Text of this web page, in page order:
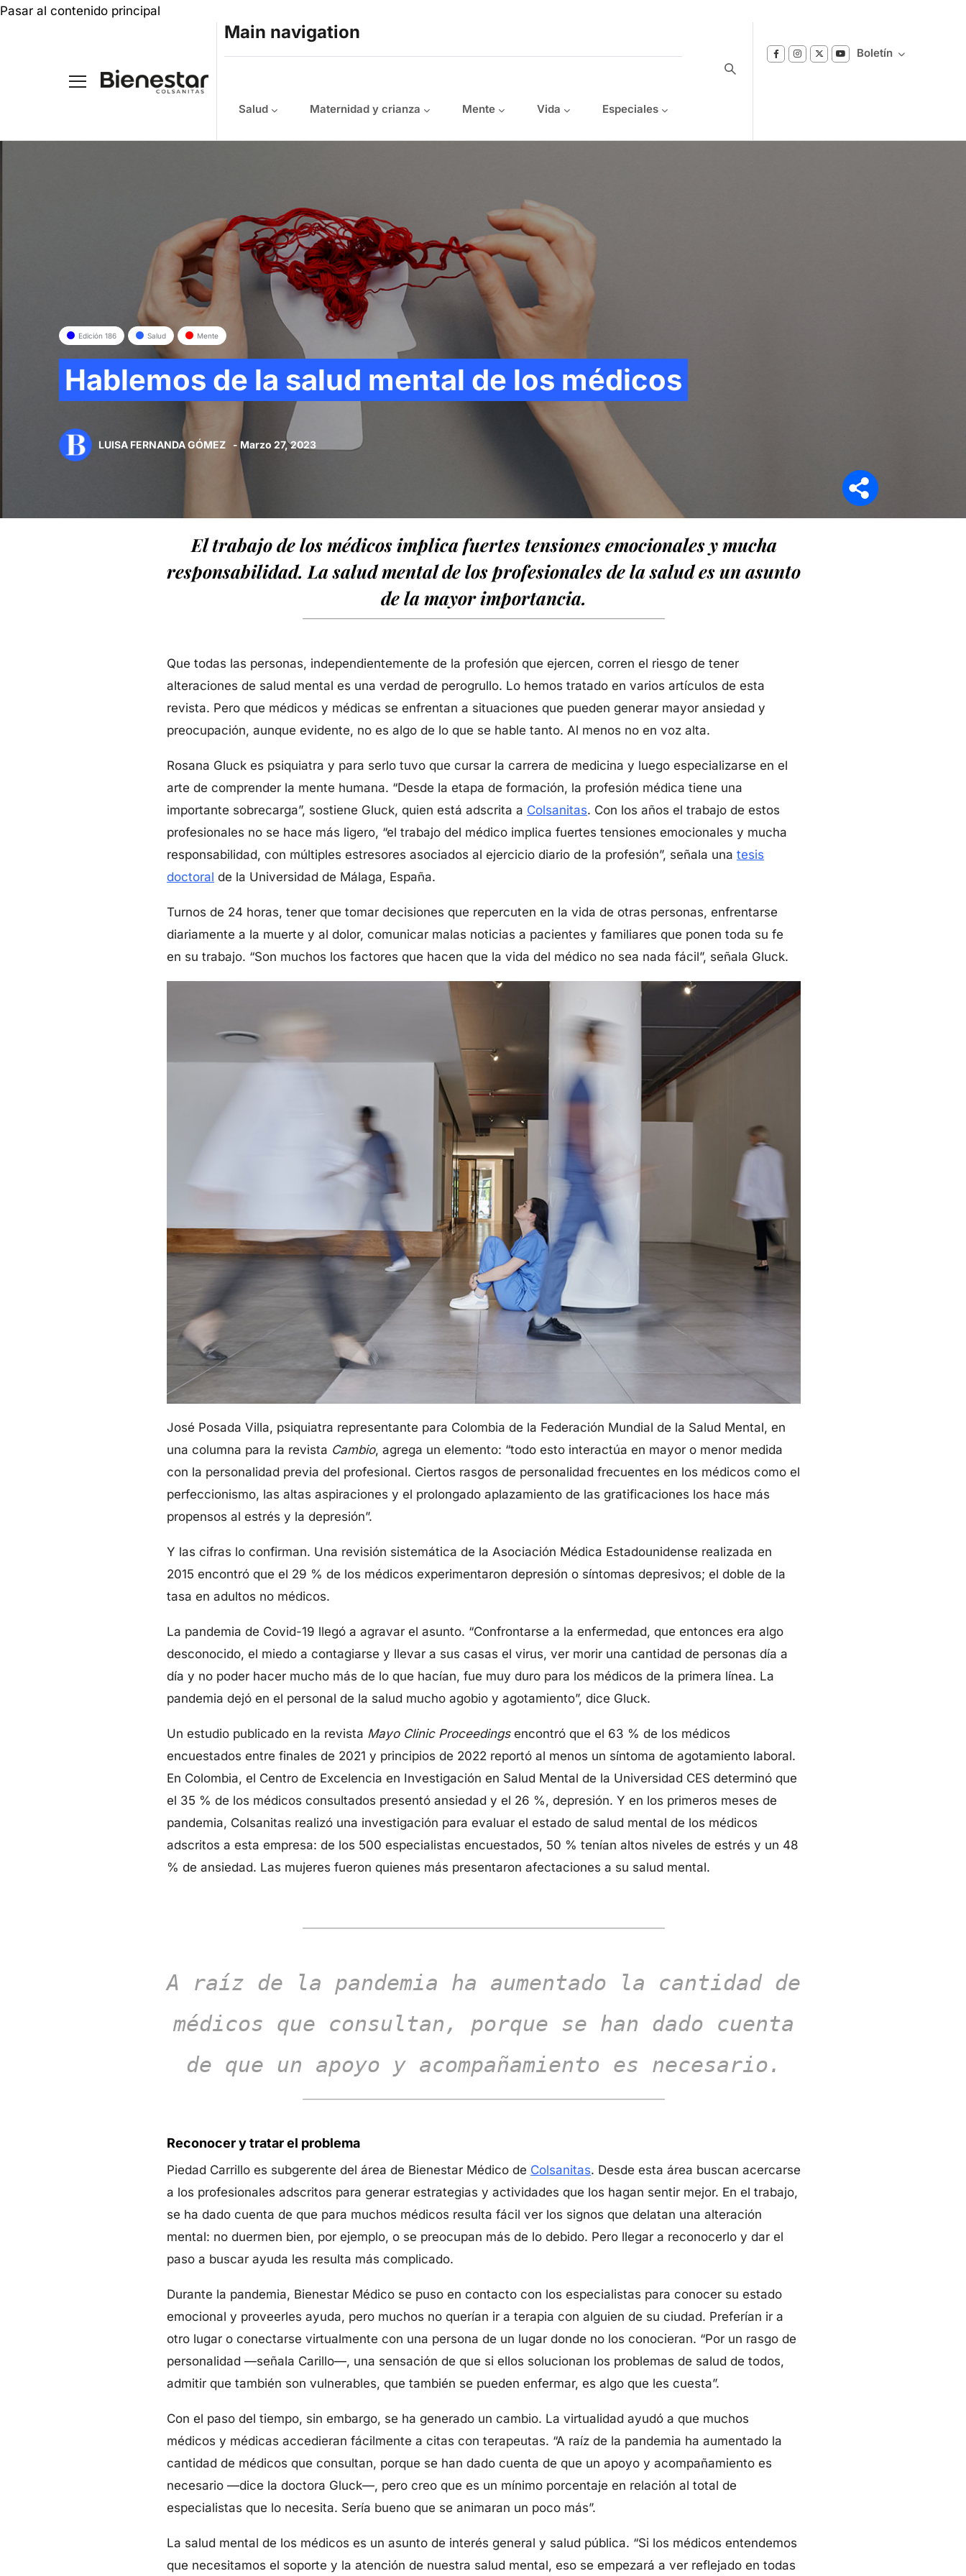
Pasar al contenido principal
Main navigation
Salud Maternidad y crianza Mente Vida Especiales
Boletín
Síganos en
Edición 186 Salud Mente
Hablemos de la salud mental de los médicos
LUISA FERNANDA GÓMEZ - Marzo 27, 2023
El trabajo de los médicos implica fuertes tensiones emocionales y mucha
responsabilidad. La salud mental de los profesionales de la salud es un asunto
de la mayor importancia.
Que todas las personas, independientemente de la profesión que ejercen, corren el riesgo de tener
alteraciones de salud mental es una verdad de perogrullo. Lo hemos tratado en varios artículos de esta
revista. Pero que médicos y médicas se enfrentan a situaciones que pueden generar mayor ansiedad y
preocupación, aunque evidente, no es algo de lo que se hable tanto. Al menos no en voz alta.
Rosana Gluck es psiquiatra y para serlo tuvo que cursar la carrera de medicina y luego especializarse en el
arte de comprender la mente humana. “Desde la etapa de formación, la profesión médica tiene una
importante sobrecarga”, sostiene Gluck, quien está adscrita a Colsanitas. Con los años el trabajo de estos
profesionales no se hace más ligero, “el trabajo del médico implica fuertes tensiones emocionales y mucha
responsabilidad, con múltiples estresores asociados al ejercicio diario de la profesión”, señala una tesis
doctoral de la Universidad de Málaga, España.
Turnos de 24 horas, tener que tomar decisiones que repercuten en la vida de otras personas, enfrentarse
diariamente a la muerte y al dolor, comunicar malas noticias a pacientes y familiares que ponen toda su fe
en su trabajo. “Son muchos los factores que hacen que la vida del médico no sea nada fácil”, señala Gluck.
José Posada Villa, psiquiatra representante para Colombia de la Federación Mundial de la Salud Mental, en
una columna para la revista Cambio, agrega un elemento: “todo esto interactúa en mayor o menor medida
con la personalidad previa del profesional. Ciertos rasgos de personalidad frecuentes en los médicos como el
perfeccionismo, las altas aspiraciones y el prolongado aplazamiento de las gratificaciones los hace más
propensos al estrés y la depresión”.
Y las cifras lo confirman. Una revisión sistemática de la Asociación Médica Estadounidense realizada en
2015 encontró que el 29 % de los médicos experimentaron depresión o síntomas depresivos; el doble de la
tasa en adultos no médicos.
La pandemia de Covid-19 llegó a agravar el asunto. “Confrontarse a la enfermedad, que entonces era algo
desconocido, el miedo a contagiarse y llevar a sus casas el virus, ver morir una cantidad de personas día a
día y no poder hacer mucho más de lo que hacían, fue muy duro para los médicos de la primera línea. La
pandemia dejó en el personal de la salud mucho agobio y agotamiento”, dice Gluck.
Un estudio publicado en la revista Mayo Clinic Proceedingsencontró que el 63 % de los médicos
encuestados entre finales de 2021 y principios de 2022 reportó al menos un síntoma de agotamiento laboral.
En Colombia, el Centro de Excelencia en Investigación en Salud Mental de la Universidad CES determinó que
el 35 % de los médicos consultados presentó ansiedad y el 26 %, depresión. Y en los primeros meses de
pandemia, Colsanitas realizó una investigación para evaluar el estado de salud mental de los médicos
adscritos a esta empresa: de los 500 especialistas encuestados, 50 % tenían altos niveles de estrés y un 48
% de ansiedad. Las mujeres fueron quienes más presentaron afectaciones a su salud mental.
A raíz de la pandemia ha aumentado la cantidad de
médicos que consultan, porque se han dado cuenta
de que un apoyo y acompañamiento es necesario.
Reconocer y tratar el problema
Piedad Carrillo es subgerente del área de Bienestar Médico de Colsanitas. Desde esta área buscan acercarse
a los profesionales adscritos para generar estrategias y actividades que los hagan sentir mejor. En el trabajo,
se ha dado cuenta de que para muchos médicos resulta fácil ver los signos que delatan una alteración
mental: no duermen bien, por ejemplo, o se preocupan más de lo debido. Pero llegar a reconocerlo y dar el
paso a buscar ayuda les resulta más complicado.
Durante la pandemia, Bienestar Médico se puso en contacto con los especialistas para conocer su estado
emocional y proveerles ayuda, pero muchos no querían ir a terapia con alguien de su ciudad. Preferían ir a
otro lugar o conectarse virtualmente con una persona de un lugar donde no los conocieran. “Por un rasgo de
personalidad —señala Carillo—, una sensación de que si ellos solucionan los problemas de salud de todos,
admitir que también son vulnerables, que también se pueden enfermar, es algo que les cuesta”.
Con el paso del tiempo, sin embargo, se ha generado un cambio. La virtualidad ayudó a que muchos
médicos y médicas accedieran fácilmente a citas con terapeutas. “A raíz de la pandemia ha aumentado la
cantidad de médicos que consultan, porque se han dado cuenta de que un apoyo y acompañamiento es
necesario —dice la doctora Gluck—, pero creo que es un mínimo porcentaje en relación al total de
especialistas que lo necesita. Sería bueno que se animaran un poco más”.
La salud mental de los médicos es un asunto de interés general y salud pública. “Si los médicos entendemos
que necesitamos el soporte y la atención de nuestra salud mental, eso se empezará a ver reflejado en todas